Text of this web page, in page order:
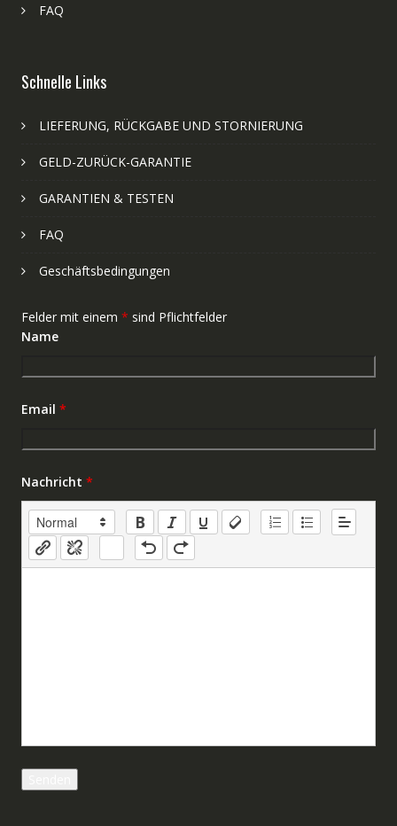
FAQ
Schnelle Links
LIEFERUNG, RÜCKGABE UND STORNIERUNG
GELD-ZURÜCK-GARANTIE
GARANTIEN & TESTEN
FAQ
Geschäftsbedingungen
Felder mit einem * sind Pflichtfelder
Name
Email *
Nachricht *